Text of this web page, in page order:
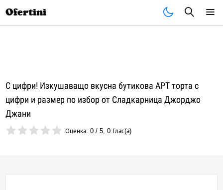
Ofertini
С цифри! Изкушаващо вкусна бутикова АРТ торта с
цифри и размер по избор от Сладкарница Джорджо
Джани
Оценка:0 /5,0 Глас(а)